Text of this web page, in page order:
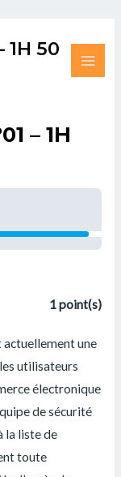
1H 50
– 1H
1point(s)
une
utilisateurs
électronique
de sécurité
la liste de
toute